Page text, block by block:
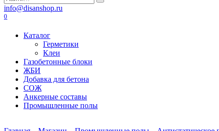
for:
info@disanshop.ru
0
Каталог
Герметики
Клеи
Газобетонные блоки
ЖБИ
Добавка для бетона
СОЖ
Анкерные составы
Промышленные полы